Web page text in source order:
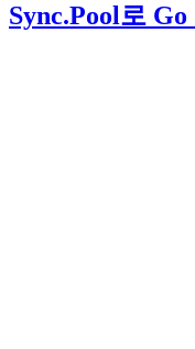
Sync.Pool로